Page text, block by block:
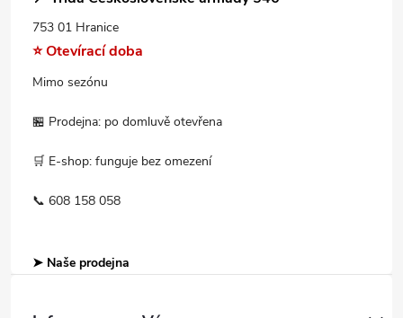
753 01 Hranice
⭐ Otevírací doba
Mimo sezónu
🏪 Prodejna: po domluvě otevřena
🛒 E-shop: funguje bez omezení
📞 608 158 058
➤ Naše prodejna